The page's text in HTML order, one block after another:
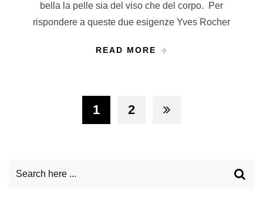
bella la pelle sia del viso che del corpo. Per
rispondere a queste due esigenze Yves Rocher
READ MORE
1 2